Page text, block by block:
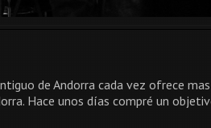
de Andorra cada vez ofrece
Hace unos días compré un